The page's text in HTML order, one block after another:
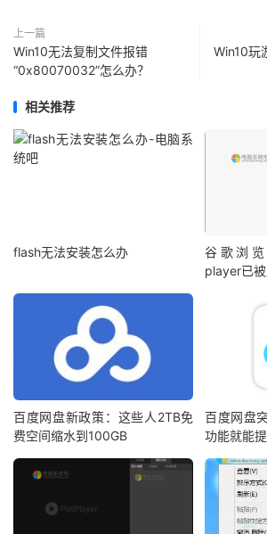
上一篇
Win10无法复制文件报错
“0x80070032”怎么办？
Win10玩
相关推荐
flash无法安装怎么办
谷歌浏
player已
百度网盘新政策：这些人2TB免
费空间缩水到100GB
百度网盘
功能就能